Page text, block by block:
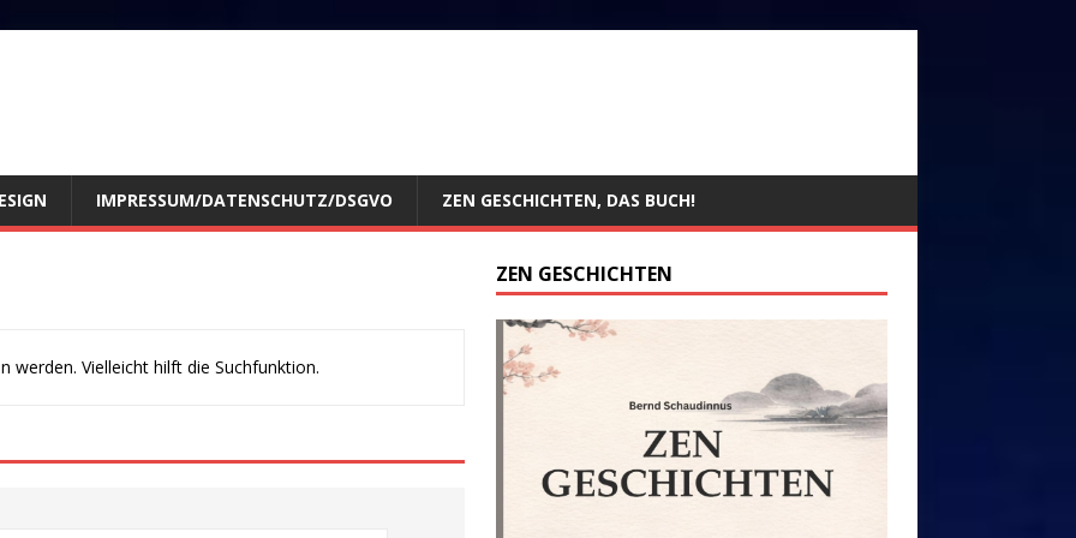
IMPRESSUM/DATENSCHUTZ/DSGVO ZEN GESCHICHTEN, DAS BUCH!
werden. Vielleicht hilft die Suchfunktion.
ZEN GESCHICHTEN